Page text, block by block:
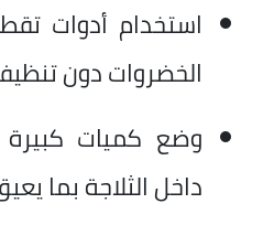
استخدام أدوات
الخضروات دون
وضع كميات
داخل الثلاجة بما